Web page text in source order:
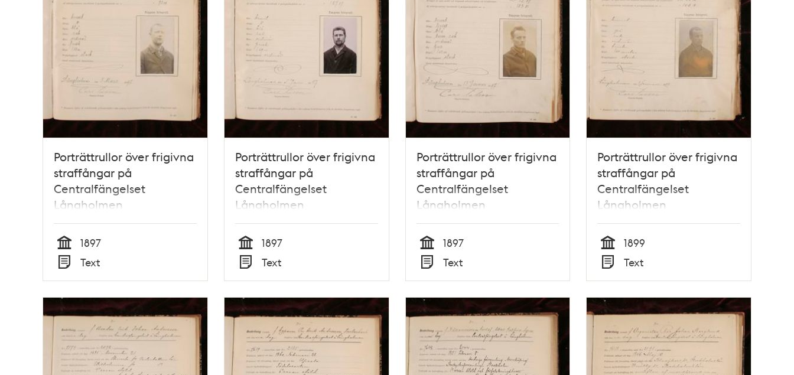
Porträttrullor över frigivna
straffångar på
Centralfängelset
Långholmen
Tid
1897
Text
Porträttrullor över frigivna
straffångar på
Centralfängelset
Långholmen
Tid
1897
Text
Porträttrullor över frigivna
straffångar på
Centralfängelset
Långholmen
Tid
1897
Text
Porträttrullor över frigivna
straffångar på
Centralfängelset
Långholmen
Tid
1899
Text